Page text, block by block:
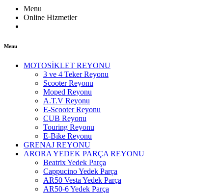
Menu
Online Hizmetler
Menu
MOTOSİKLET REYONU
3 ve 4 Teker Reyonu
Scooter Reyonu
Moped Reyonu
A.T.V Reyonu
E-Scooter Reyonu
CUB Reyonu
Touring Reyonu
E-Bike Reyonu
GRENAJ REYONU
ARORA YEDEK PARÇA REYONU
Beatrix Yedek Parça
Cappucino Yedek Parça
AR50 Vesta Yedek Parça
AR50-6 Yedek Parça